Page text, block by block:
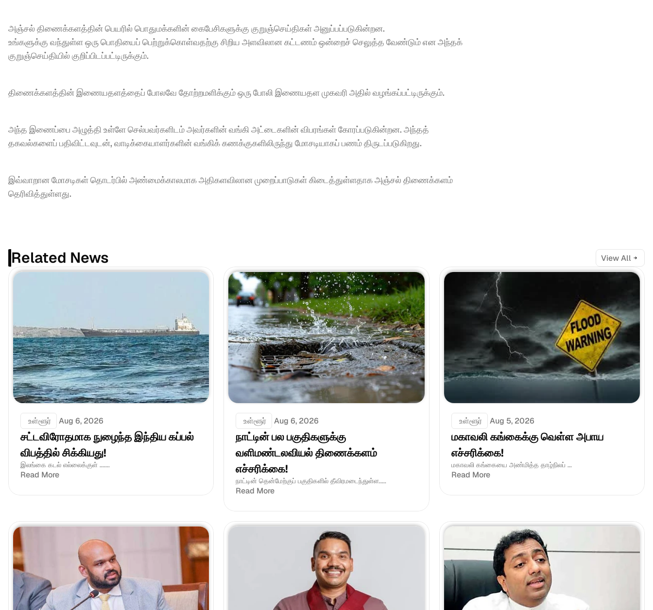
அஞ்சல் திணைக்களத்தின் பெயரில் பொதுமக்களின் கைபேசிகளுக்கு குறுஞ்செய்திகள் அனுப்பப்படுகின்றன.
உங்களுக்கு வந்துள்ள ஒரு பொதியைப் பெற்றுக்கொள்வதற்கு சிறிய அளவிலான கட்டணம் ஒன்றைச் செலுத்த வேண்டும் என அந்தக்
குறுஞ்செய்தியில் குறிப்பிடப்பட்டிருக்கும்.
திணைக்களத்தின் இணையதளத்தைப் போலவே தோற்றமளிக்கும் ஒரு போலி இணையதள முகவரி அதில் வழங்கப்பட்டிருக்கும்.
அந்த இணைப்பை அழுத்தி உள்ளே செல்பவர்களிடம் அவர்களின் வங்கி அட்டைகளின் விபரங்கள் கோரப்படுகின்றன. அந்தத்
தகவல்களைப் பதிவிட்டவுடன், வாடிக்கையாளர்களின் வங்கிக் கணக்குகளிலிருந்து மோசடியாகப் பணம் திருடப்படுகிறது.
இவ்வாறான மோசடிகள் தொடர்பில் அண்மைக்காலமாக அதிகளவிலான முறைப்பாடுகள் கிடைத்துள்ளதாக அஞ்சல் திணைக்களம்
தெரிவித்துள்ளது.
Related News View All
உள்ளூர் Aug 6, 2026
சட்டவிரோதமாக நுழைந்த இந்திய கப்பல்
விபத்தில் சிக்கியது!
இலங்கை கடல் எல்லைக்குள் .......
Read More
உள்ளூர் Aug 6, 2026
நாட்டின் பல பகுதிகளுக்கு
வளிமண்டலவியல் திணைக்களம்
எச்சரிக்கை!
நாட்டின் தென்மேற்குப் பகுதிகளில் தீவிரமடைந்துள்ள.....
Read More
உள்ளூர் Aug 5, 2026
மகாவலி கங்கைக்கு வெள்ள அபாய
எச்சரிக்கை!
மகாவலி கங்கையை அண்மித்த தாழ்நிலப் ...
Read More